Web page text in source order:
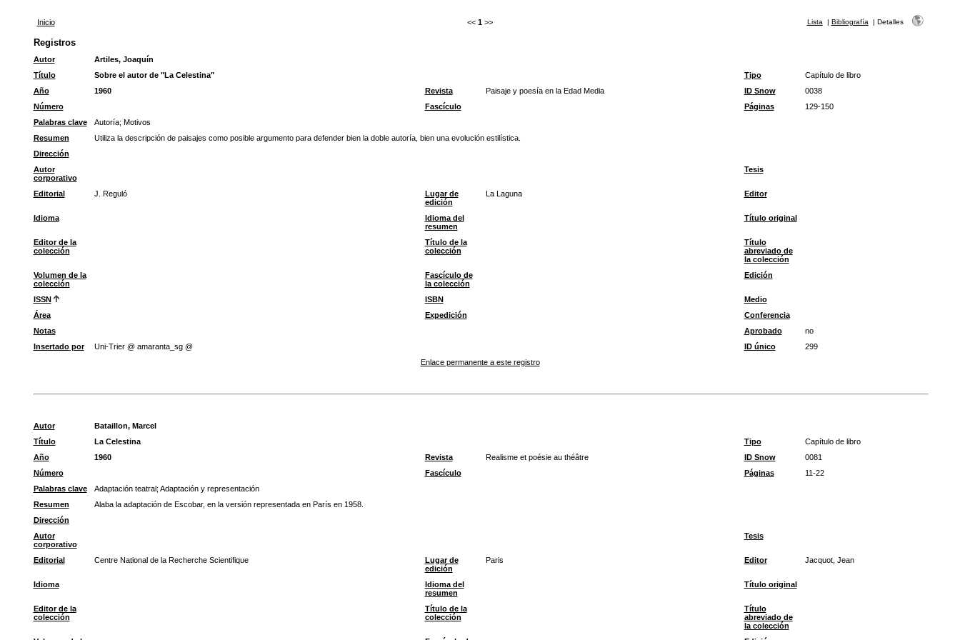
Inicio << 1 >> Lista | Bibliografía | Detalles
Registros
Autor
Artiles, Joaquín
Título
Sobre el autor de "La Celestina" Tipo
Capítulo de libro
Año
1960 Revista Paisaje y poesía en la Edad Media ID Snow
0038
Número
Fascículo Páginas
129-150
Palabras clave
Autoría; Motivos
Resumen
Utiliza la descripción de paisajes como posible argumento para defender bien la doble autoría, bien una evolución estilística.
Dirección
Autor
corporativo
Tesis
Editorial J. Reguló
Lugar de
edición
La Laguna Editor
Idioma
Idioma del
resumen
Título original
Editor de la
colección
Título de la
colección
Título
abreviado de
la colección
Volumen de la
colección
Fascículo de
la colección
Edición
ISSN ISBN
Medio
Área
Expedición
Conferencia
Notas
Aprobado
no
Insertado por
Uni-Trier @ amaranta_sg @ ID único
299
Enlace permanente a este registro
Autor
Bataillon, Marcel
Título
La Celestina Tipo
Capítulo de libro
Año
1960 Revista Realisme et poésie au théâtre ID Snow
0081
Número
Fascículo Páginas
11-22
Palabras clave
Adaptación teatral; Adaptación y representación
Resumen
Alaba la adaptación de Escobar, en la versión representada en París en 1958.
Dirección
Autor
corporativo
Tesis
Editorial Centre National de la Recherche Scientifique
Lugar de
edición
Paris Editor Jacquot, Jean
Idioma
Idioma del
resumen
Título original
Editor de la
colección
Título de la
colección
Título
abreviado de
la colección